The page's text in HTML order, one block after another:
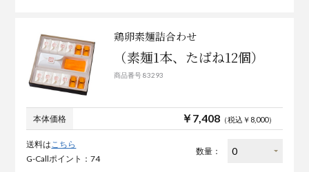
鶏卵素麺詰合わせ
（素麺1本、たばね12個）
商品番号 83293
本体価格 ￥7,408（税込￥8,000）
送料は こちら
G-Callポイント：74
数量：